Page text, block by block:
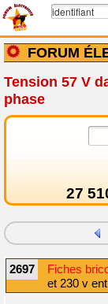
FORUM
Tension 57 V
phase
27
2697 Fiches
et 230 v